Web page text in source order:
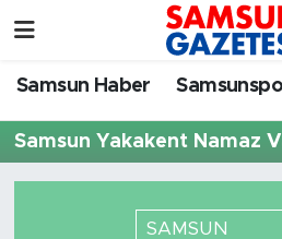
Samsun Haber
Samsun Yakakent Namaz
SAMSUN
Samsun Haber
Samsunspor
Samsun Nöbetçi
Samsun Hava Durumu